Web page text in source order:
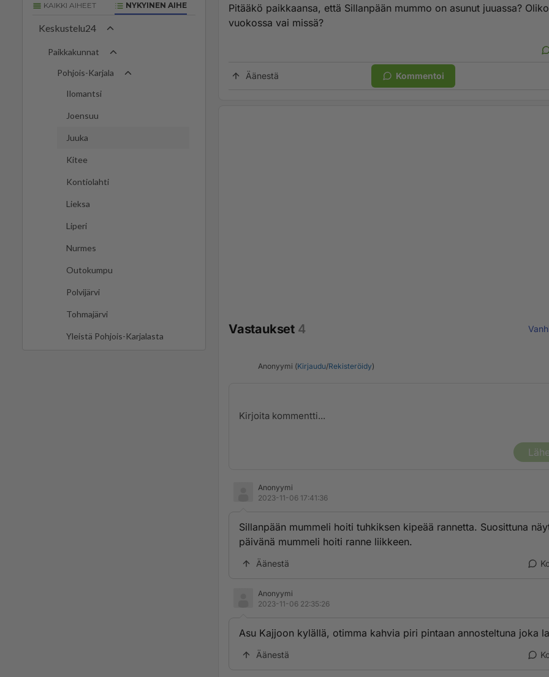
KAIKKI AIHEET NYKYINEN AIHE
Keskustelu24
Paikkakunnat
Pohjois-Karjala
Ilomantsi
Joensuu
Juuka
Kitee
Kontiolahti
Lieksa
Liperi
Nurmes
Outokumpu
Polvijärvi
Tohmajärvi
Yleistä Pohjois-Karjalasta
Pitääkö paikkaansa, että Sillanpään mummo on asunut juuassa? Oliko
vuokossa vai missä?
Äänestä Kommentoi
Vastaukset 4
Anonyymi (Kirjaudu/Rekisteröidy)
Anonyymi
2023-11-06 17:41:36
Sillanpään mummeli hoiti tuhkiksen kipeää rannetta. Suosittuna
päivänä mummeli hoiti ranne liikkeen.
Äänestä
Anonyymi
2023-11-06 22:35:26
Asu Kajjoon kylällä, otimma kahvia piri pintaan annosteltuna joka
Äänestä